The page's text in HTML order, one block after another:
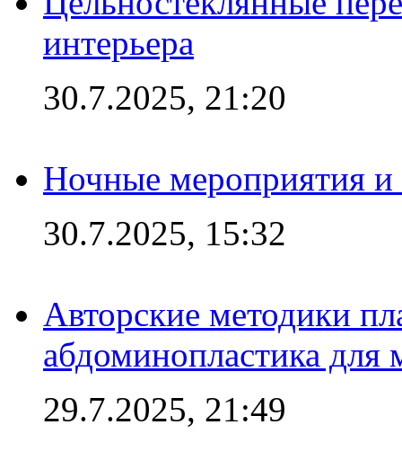
интерьера
30.7.2025, 21:20
Ночные мероприятия и
30.7.2025, 15:32
Авторские методики
абдоминопластика для
29.7.2025, 21:49